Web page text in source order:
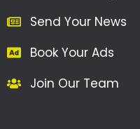
Send Your News
Book Your Ads
Join Our Team